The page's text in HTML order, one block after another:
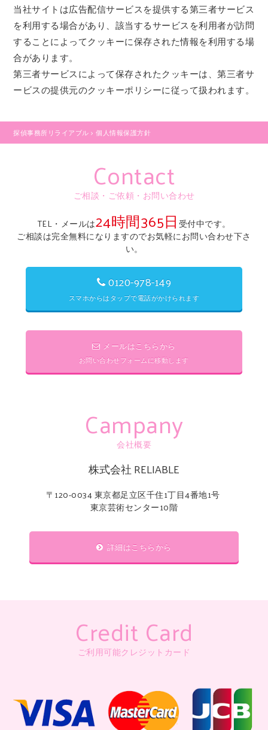
当社サイトは広告配信サービスを提供する第三者サービス
を利用する場合があり、該当するサービスを利用者が訪問
することによってクッキーに保存された情報を利用する場
合があります。
第三者サービスによって保存されたクッキーは、第三者サ
ービスの提供元のクッキーポリシーに従って扱われます。
探偵事務所リライアブル >個人情報保護方針
Contact
ご相談・ご依頼・お問い合わせ
TEL・メールは24時間365日 受付中です。
ご相談は完全無料になりますのでお気軽にお問い合わせ下さ
い。
0120-978-149
スマホからはタップで電話がかけられます
メールはこちらから
お問い合わせフォームに移動します
Campany
会社概要
株式会社 RELIABLE
〒120-0034 東京都足立区千住1丁目4番地1号
東京芸術センター10階
詳細はこちらから
Credit Card
ご利用可能クレジットカード